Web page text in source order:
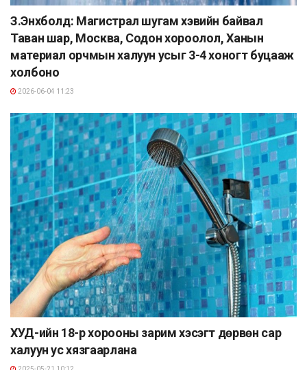
З.Энхболд: Магистрал шугам хэвийн байвал
Таван шар, Москва, Содон хороолол, Ханын
материал орчмын халуун усыг 3-4 хоногт буцааж
холбоно
2026-06-04 11:23
ХУД-ийн 18-р хорооны зарим хэсэгт дөрвөн сар
халуун ус хязгаарлана